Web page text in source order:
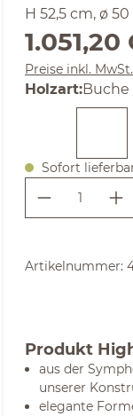
H 52,5 cm, ø
Verkaufspreis:
1.051,20
Preise inkl.
Holzart:Buche
Sofort
Produkt
Artikelnummer:
Produkt
aus der
unserer
elegante